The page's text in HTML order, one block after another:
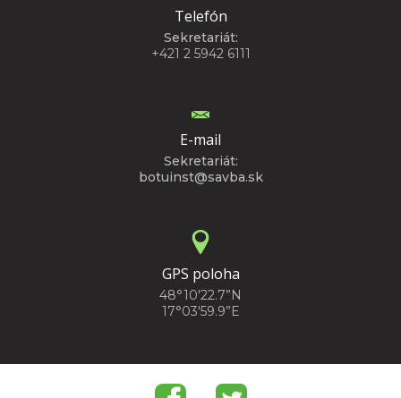
Telefón
Sekretariát:
+421 2 5942 6111
E-mail
Sekretariát:
botuinst@savba.sk
GPS poloha
48°10'22.7”N
17°03'59.9”E